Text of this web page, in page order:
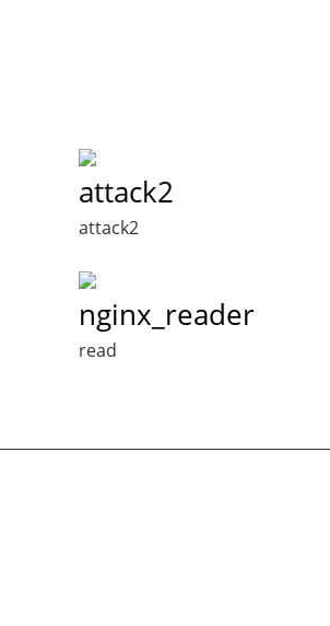
attack2
attack2
nginx_reader
read